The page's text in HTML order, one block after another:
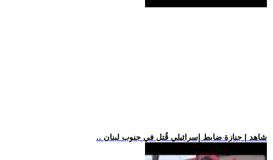
.. شاهد | جنازة ضابط إسرائيلي قُتل في جنوب لبنان